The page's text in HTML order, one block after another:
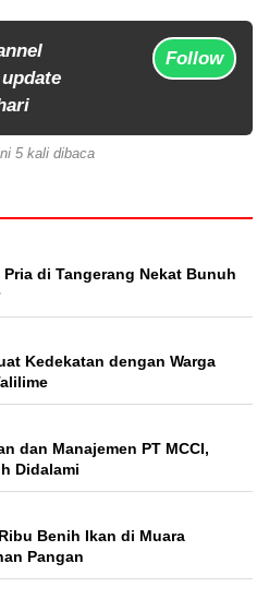
Follow
5 kali dibaca
di Tangerang Nekat Bunuh
Kedekatan dengan Warga
dan Manajemen PT MCCI,
Didalami
Benih Ikan di Muara
Pangan